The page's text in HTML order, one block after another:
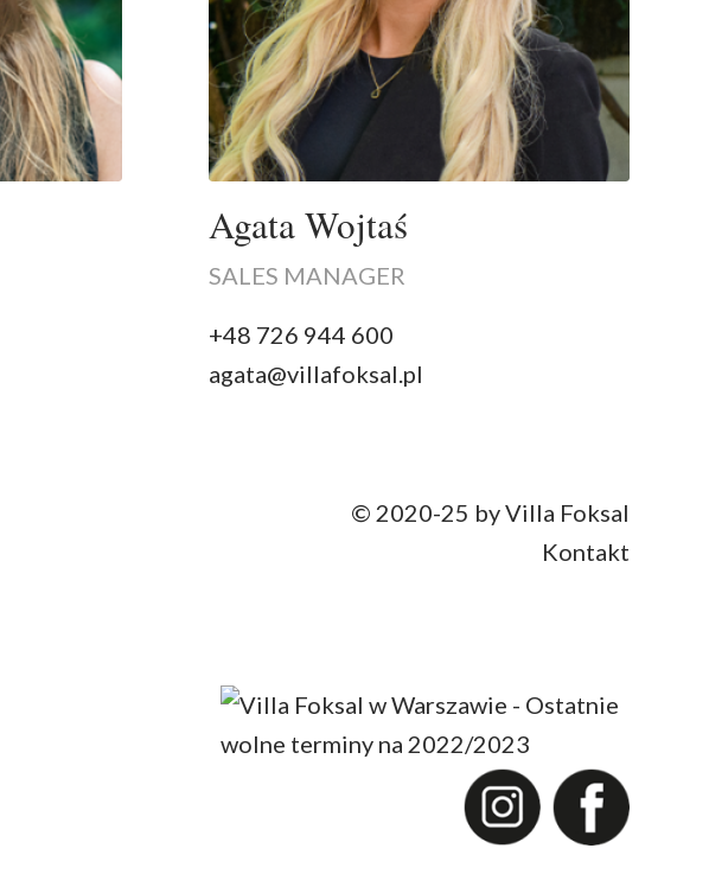
Agata Wojtaś
SALES MANAGER
+48 726 944 600
agata@villafoksal.pl
© 2020-25 by Villa Foksal
Kontakt